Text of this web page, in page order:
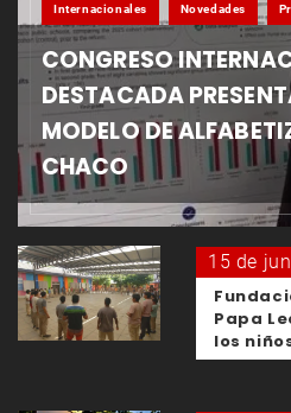
Internacionales Novedades
CONGRESO
DESTACADA
MODELO DE
CHACO
15 de
Papa
los